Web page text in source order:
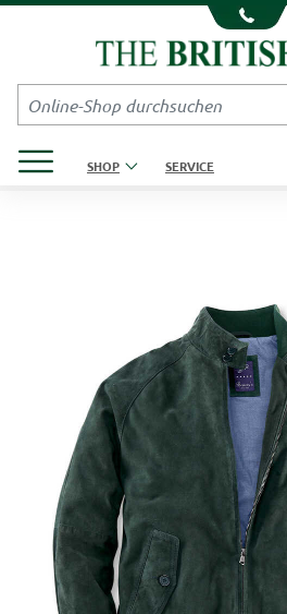
Kompletten Head der Seite überspringen
SHOP SERVICE